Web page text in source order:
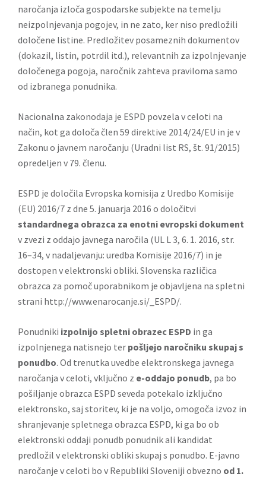
naročanja izloča gospodarske subjekte na temelju
neizpolnjevanja pogojev, in ne zato, ker niso predložili
določene listine. Predložitev posameznih dokumentov
(dokazil, listin, potrdil itd.), relevantnih za izpolnjevanje
določenega pogoja, naročnik zahteva praviloma samo
od izbranega ponudnika.
Nacionalna zakonodaja je ESPD povzela v celoti na
način, kot ga določa člen 59 direktive 2014/24/EU in je v
Zakonu o javnem naročanju (Uradni list RS, št. 91/2015)
opredeljen v 79. členu.
ESPD je določila Evropska komisija z Uredbo Komisije
(EU) 2016/7 z dne 5. januarja 2016 o določitvi
standardnega obrazca za enotni evropski dokument
v zvezi z oddajo javnega naročila (UL L 3, 6. 1. 2016, str.
16–34, v nadaljevanju: uredba Komisije 2016/7) in je
dostopen v elektronski obliki. Slovenska različica
obrazca za pomoč uporabnikom je objavljena na spletni
strani http://www.enarocanje.si/_ESPD/.
Ponudniki izpolnijo spletni obrazec ESPD in ga
izpolnjenega natisnejo ter pošljejo naročniku skupaj s
ponudbo. Od trenutka uvedbe elektronskega javnega
naročanja v celoti, vključno z e-oddajo ponudb, pa bo
pošiljanje obrazca ESPD seveda potekalo izključno
elektronsko, saj storitev, ki je na voljo, omogoča izvoz in
shranjevanje spletnega obrazca ESPD, ki ga bo ob
elektronski oddaji ponudb ponudnik ali kandidat
predložil v elektronski obliki skupaj s ponudbo. E-javno
naročanje v celoti bo v Republiki Sloveniji obvezno od 1.